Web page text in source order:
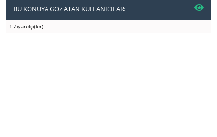
BU KONUYA GÖZ ATAN KULLANICILAR:
1 Ziyaretçi(ler)